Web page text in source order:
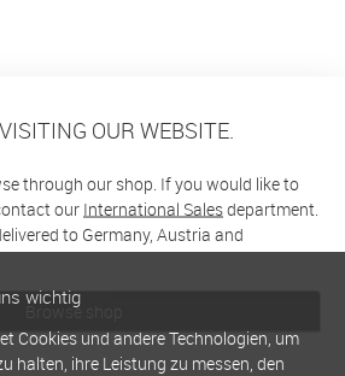
OUR WEBSITE.
through our shop. If you would like to
our International Salesdepartment.
to Germany, Austria and
Browse shop
wichtig
Cookies und andere Technologien, um
halten, ihre Leistung zu messen, den